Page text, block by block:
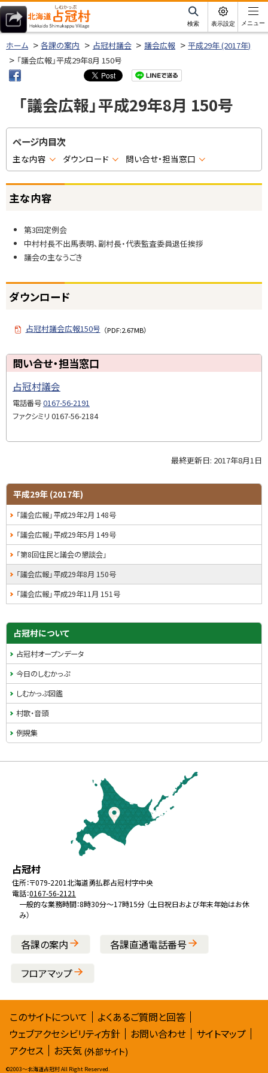
本
文
へ
へ
北海道占冠村
サ
イ
内
検索 表示設定 メニュー
ホーム 各課の案内 占冠村議会 議会広報
平成29年 (2017年)
「議会広報」平成29年8月 150号
「議会広報」平成29年8月 150号
ページ内目次
主な内容 ダウンロード 問い合せ・担当窓口
主な内容
第3回定例会
中村村長不出馬表明、副村長・代表監査委員退任挨拶
議会の主なうごき
ッ
る
ダウンロード
占冠村議会広報150号 （PDF:2.67MB）
ッ
プ
に
戻
問い合せ・担当窓口
占冠村議会
電話番号0167-56-2191
ファクシミリ 0167-56-2184
プ
に
戻
最終更新日: 2017年8月1日
サ
イ
ド
・
メ
ニ
ー
平成29年 (2017年)
「議会広報」平成29年2月 148号
「議会広報」平成29年5月 149号
「第8回住民と議会の懇談会」
「議会広報」平成29年8月 150号
「議会広報」平成29年11月 151号
占冠村について
占冠村オープンデータ
今日のしむかっぷ
しむかっぷ図鑑
村歌・音頭
例規集
北
海
道
占冠村役
場
住所：〒079-2201北海道勇払郡占冠村字中央
電話：0167-56-2121
一般的な業務時間：8時30分～17時15分 （土日祝日および年末年始はお休
み）
各課の案内 各課直通電話番号
フロアマップ
サ
イ
このサイトについて
よくあるご質問と回答
ウェブアクセシビリティ方針
お問い合わせ
サイトマップ
アクセス
お天気 (外部サイト)
©2003〜北海道占冠村 All Right Reserved.